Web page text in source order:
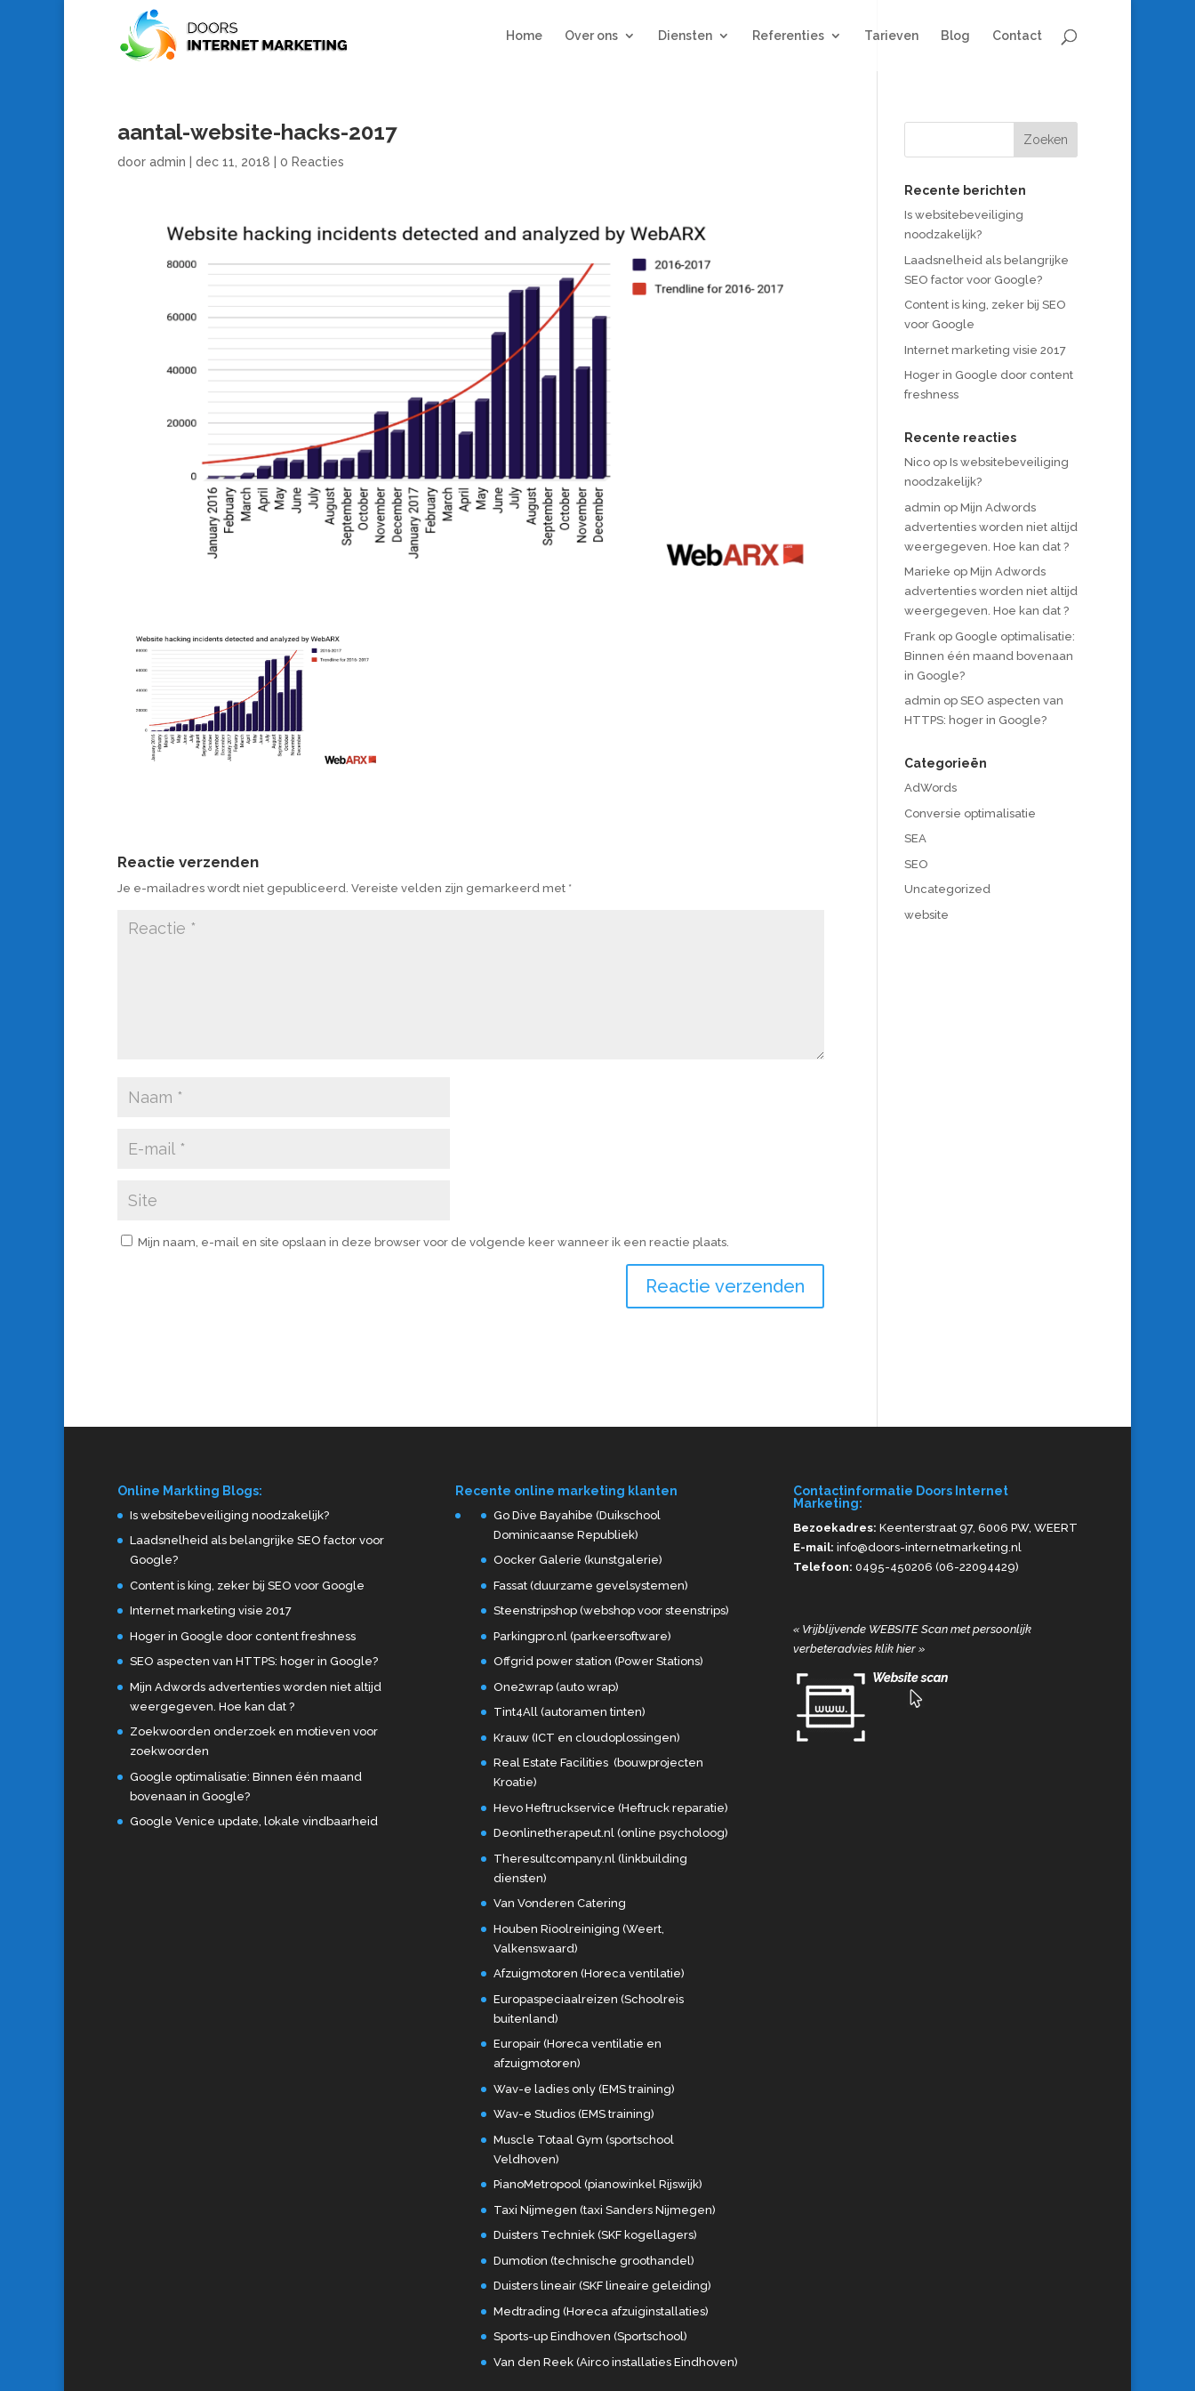
Home Over ons Diensten Referenties Tarieven Blog Contact
aantal-website-hacks-2017
door admin dec 11, 2018 0 Reacties
Reactie verzenden
Je e-mailadres wordt niet gepubliceerd. Vereiste velden zijn gemarkeerd met *
Mijn naam, e-mail en site opslaan in deze browser voor de volgende keer wanneer ik een reactie plaats.
Recente berichten
Is websitebeveiliging
noodzakelijk?
Laadsnelheid als belangrijke
SEO factor voor Google?
Content is king, zeker bij SEO
voor Google
Internet marketing visie 2017
Hoger in Google door content
freshness
Recente reacties
Nicoop Is websitebeveiliging
noodzakelijk?
admin op Mijn Adwords
advertenties worden niet altijd
weergegeven. Hoe kan dat ?
Marieke op Mijn Adwords
advertenties worden niet altijd
weergegeven. Hoe kan dat ?
Frankop Google optimalisatie:
Binnen één maand bovenaan
in Google?
admin op SEO aspecten van
HTTPS: hoger in Google?
Categorieën
AdWords
Conversie optimalisatie
SEA
SEO
Uncategorized
website
Online Markting Blogs:
Is websitebeveiliging noodzakelijk?
Laadsnelheid als belangrijke SEO factor voor
Google?
Content is king, zeker bij SEO voor Google
Internet marketing visie 2017
Hoger in Google door content freshness
SEO aspecten van HTTPS: hoger in Google?
Mijn Adwords advertenties worden niet altijd
weergegeven. Hoe kan dat ?
Zoekwoorden onderzoek en motieven voor
zoekwoorden
Google optimalisatie: Binnen één maand
bovenaan in Google?
Google Venice update, lokale vindbaarheid
Recente online marketing klanten
Go Dive Bayahibe (Duikschool
Dominicaanse Republiek)
Oocker Galerie (kunstgalerie)
Fassat (duurzame gevelsystemen)
Steenstripshop (webshop voor steenstrips)
Parkingpro.nl (parkeersoftware)
Offgrid power station (Power Stations)
One2wrap (auto wrap)
Tint4All (autoramen tinten)
Krauw (ICT en cloudoplossingen)
Real Estate Facilities (bouwprojecten
Kroatie)
Hevo Heftruckservice (Heftruck reparatie)
Deonlinetherapeut.nl (online psycholoog)
Theresultcompany.nl (linkbuilding
diensten)
Van Vonderen Catering
Houben Rioolreiniging (Weert,
Valkenswaard)
Afzuigmotoren (Horeca ventilatie)
Europaspeciaalreizen (Schoolreis
buitenland)
Europair (Horeca ventilatie en
afzuigmotoren)
Wav-e ladies only (EMS training)
Wav-e Studios (EMS training)
Muscle Totaal Gym (sportschool
Veldhoven)
PianoMetropool (pianowinkel Rijswijk)
Taxi Nijmegen (taxi Sanders Nijmegen)
Duisters Techniek (SKF kogellagers)
Dumotion (technische groothandel)
Duisters lineair (SKF lineaire geleiding)
Medtrading (Horeca afzuiginstallaties)
Sports-up Eindhoven (Sportschool)
Van den Reek (Airco installaties Eindhoven)
Contactinformatie Doors Internet
Marketing:
Bezoekadres: Keenterstraat 97, 6006 PW, WEERT
E-mail: info@doors-internetmarketing.nl
Telefoon: 0495-450206 (06-22094429)
« Vrijblijvende WEBSITE Scan met persoonlijk
verbeteradvies klik hier»